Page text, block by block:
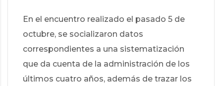
En el encuentro realizado el pasado 5 de
octubre, se socializaron datos
correspondientes a una sistematización
que da cuenta de la administración de los
últimos cuatro años, además de trazar los